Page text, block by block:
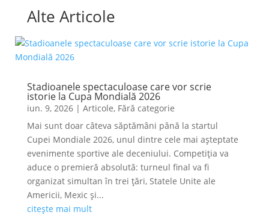
Alte Articole
Stadioanele spectaculoase care vor scrie
istorie la Cupa Mondială 2026
iun. 9, 2026| Articole, Fără categorie
Mai sunt doar câteva săptămâni până la startul
Cupei Mondiale 2026, unul dintre cele mai așteptate
evenimente sportive ale deceniului. Competiția va
aduce o premieră absolută: turneul final va fi
organizat simultan în trei țări, Statele Unite ale
Americii, Mexic și...
citește mai mult